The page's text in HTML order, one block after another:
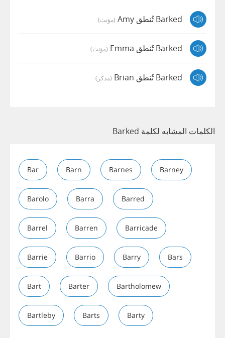
Barked تُنطق Amy (مؤنث)
Barked تُنطق Emma (مؤنث)
Barked تُنطق Brian (مذكر)
الكلمات المشابه لكلمة Barked
Bar Barn Barnes Barney
Barolo Barra Barred
Barrel Barren Barricade
Barrie Barrio Barry Bars
Bart Barter Bartholomew
Bartleby Barts Barty